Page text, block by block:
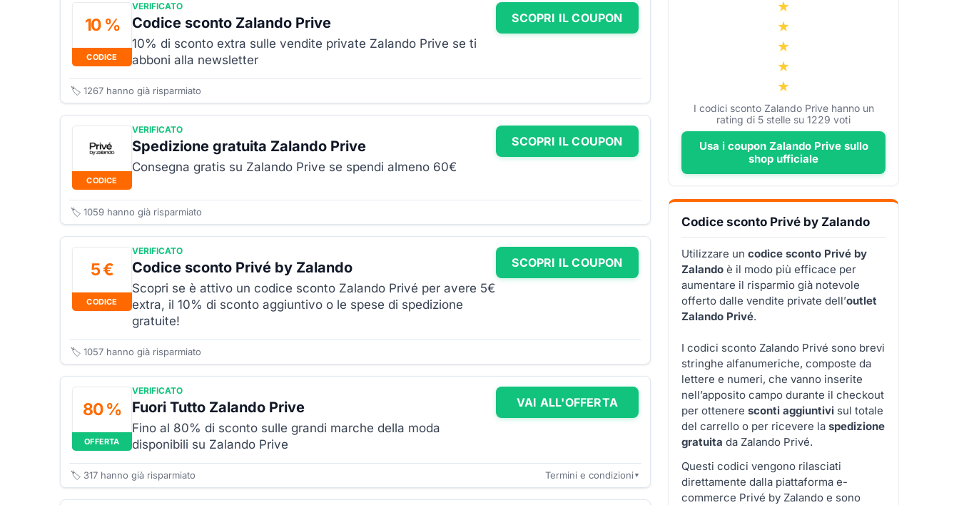
10 %
CODICE
VERIFICATO
Codice sconto Zalando Prive
10% di sconto extra sulle vendite private Zalando Prive se ti
abboni alla newsletter
SCOPRI IL COUPON
🏷️ 1267 hanno già risparmiato
CODICE
VERIFICATO
Spedizione gratuita Zalando Prive
Consegna gratis su Zalando Prive se spendi almeno 60€
SCOPRI IL COUPON
🏷️ 1059 hanno già risparmiato
5 €
CODICE
VERIFICATO
Codice sconto Privé by Zalando
Scopri se è attivo un codice sconto Zalando Privé per avere 5€
extra, il 10% di sconto aggiuntivo o le spese di spedizione
gratuite!
SCOPRI IL COUPON
🏷️ 1057 hanno già risparmiato
80 %
OFFERTA
VERIFICATO
Fuori Tutto Zalando Prive
Fino al 80% di sconto sulle grandi marche della moda
disponibili su Zalando Prive
VAI ALL'OFFERTA
🏷️ 317 hanno già risparmiato Termini e condizioni ▼
I codici sconto Zalando Prive hanno un
rating di 5 stelle su 1229 voti
Usa i coupon Zalando Prive sullo
shop ufficiale
Codice sconto Privé by Zalando
Utilizzare un codice sconto Privé by
Zalando è il modo più efficace per
aumentare il risparmio già notevole
offerto dalle vendite private dell’outlet
Zalando Privé.
I codici sconto Zalando Privé sono brevi
stringhe alfanumeriche, composte da
lettere e numeri, che vanno inserite
nell’apposito campo durante il checkout
per ottenere sconti aggiuntivi sul totale
del carrello o per ricevere la spedizione
gratuita da Zalando Privé.
Questi codici vengono rilasciati
direttamente dalla piattaforma e-
commerce Privé by Zalando e sono